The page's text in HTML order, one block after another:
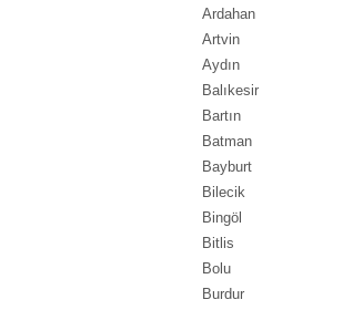
Ardahan
Artvin
Aydın
Balıkesir
Bartın
Batman
Bayburt
Bilecik
Bingöl
Bitlis
Bolu
Burdur